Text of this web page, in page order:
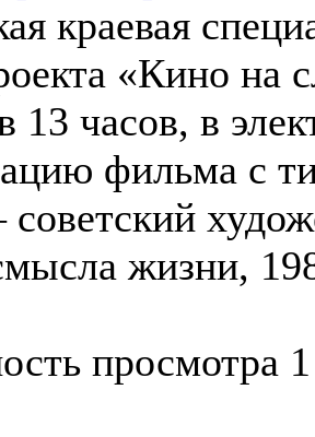
краевая
«Кино на
13 часов, в
фильма с
советский
жизни,
просмотра